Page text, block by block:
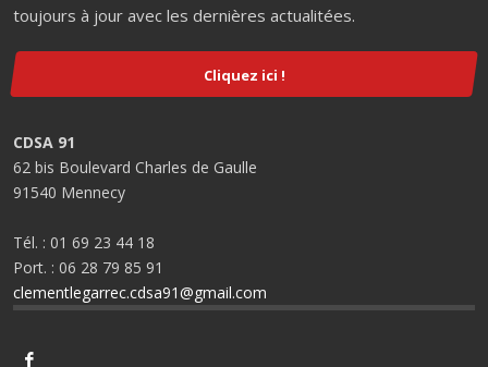
toujours à jour avec les dernières actualitées.
Cliquez ici !
CDSA 91
62 bis Boulevard Charles de Gaulle
91540 Mennecy
Tél. : 01 69 23 44 18
Port. : 06 28 79 85 91
clementlegarrec.cdsa91@gmail.com